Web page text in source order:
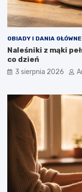
OBIADY I DANIA GŁÓWNE
Naleśniki z mąki
co dzień
3 sierpnia 2026